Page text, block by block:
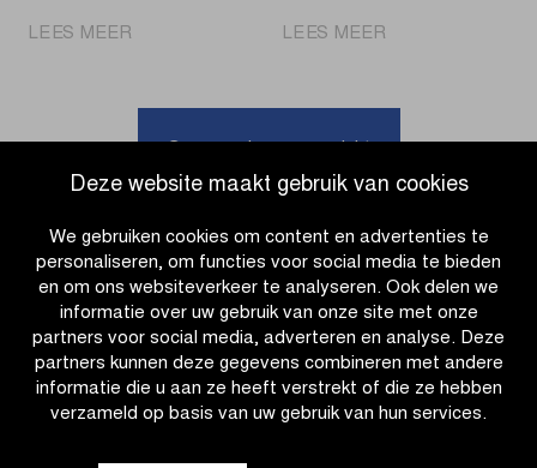
Deze website maakt gebruik van cookies
We gebruiken cookies om content en advertenties te
personaliseren, om functies voor social media te bieden
en om ons websiteverkeer te analyseren. Ook delen we
informatie over uw gebruik van onze site met onze
partners voor social media, adverteren en analyse. Deze
partners kunnen deze gegevens combineren met andere
informatie die u aan ze heeft verstrekt of die ze hebben
verzameld op basis van uw gebruik van hun services.
LEES MEER
ploegenvoorstellingen
Proximus
LEES MEER
Nieuwsblad
in
OTHER RACES